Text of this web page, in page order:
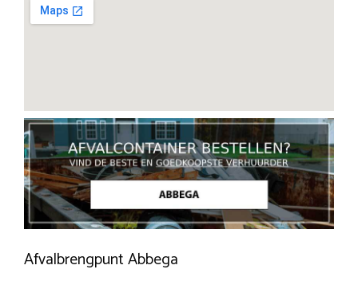
Afvalbrengpunt Abbega